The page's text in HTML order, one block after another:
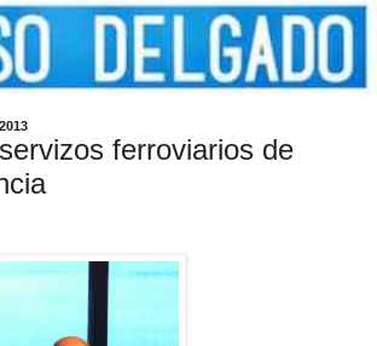
ferroviarios de